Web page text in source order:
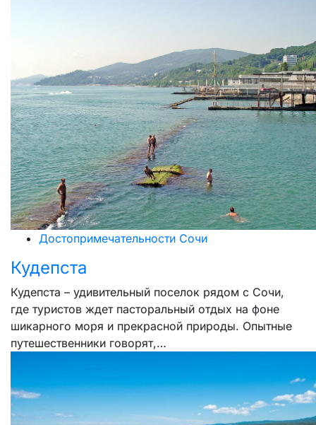
Достопримечательности Сочи
Кудепста
Кудепста – удивительный поселок рядом с Сочи,
где туристов ждет пасторальный отдых на фоне
шикарного моря и прекрасной природы. Опытные
путешественники говорят,…